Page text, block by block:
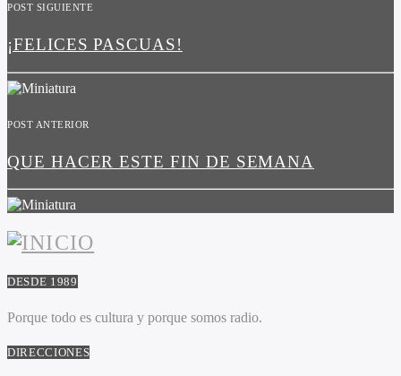
POST SIGUIENTE
¡FELICES PASCUAS!
POST ANTERIOR
QUE HACER ESTE FIN DE SEMANA
DESDE 1989
Porque todo es cultura y porque somos radio.
DIRECCIONES